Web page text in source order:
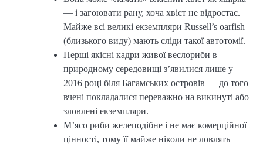
— і загоювати рану, хоча хвіст не відростає.
Майже всі великі екземпляри Russell’s oarfish
(близького виду) мають сліди такої автотомії.
Перші якісні кадри живої веслориби в
природному середовищі з’явилися лише у
2016 році біля Багамських островів — до того
вчені покладалися переважно на викинуті або
зловлені екземпляри.
М’ясо риби желеподібне і не має комерційної
цінності, тому її майже ніколи не ловлять